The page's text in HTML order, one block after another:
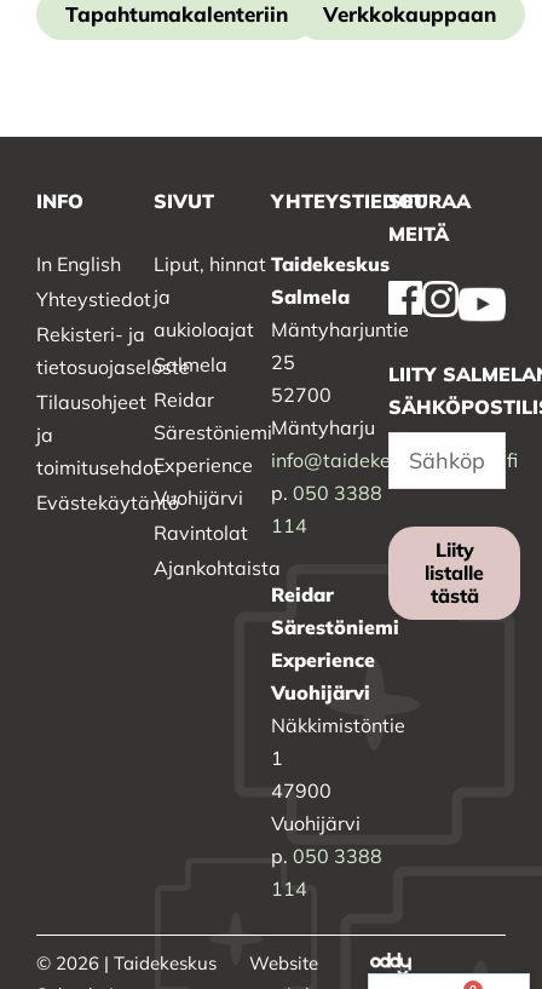
Tapahtumakalenteriin Verkkokauppaan
INFO
In English
Yhteystiedot
Rekisteri- ja
tietosuojaseloste
Tilausohjeet
ja
toimitusehdot
Evästekäytäntö
SIVUT
Liput, hinnat
ja
aukioloajat
Salmela
Reidar
Särestöniemi
Experience
Vuohijärvi
Ravintolat
Ajankohtaista
YHTEYSTIEDOT
Taidekeskus
Salmela
Mäntyharjuntie
25
52700
Mäntyharju
info@taidekeskussalmela.fi
p. 050 3388
114
Reidar
Särestöniemi
Experience
Vuohijärvi
Näkkimistöntie
1
47900
Vuohijärvi
p. 050 3388
114
SEURAA
MEITÄ
LIITY
Liity
listalle
tästä
© 2026 | Taidekeskus
Website